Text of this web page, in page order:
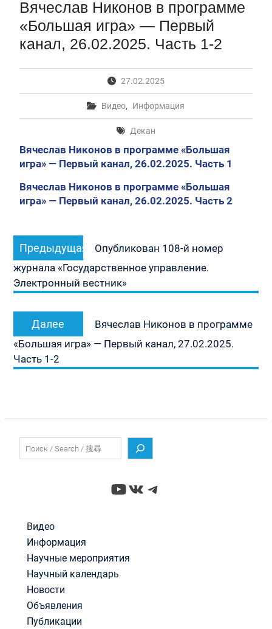
Первый канал, 28.07.2026. Часть 1-3
Вячеслав Никонов в программе «Большая игра» —
Первый канал, 27.07.2026. Часть 1-2
Конкурсные списки лиц, прошедших
М.В.Ломоносова в 2026 году по каждому
конкурсу (ранжированные списки поступающих)
Вячеслав Никонов в программе «Большая игра» —
Первый канал, 24.07.2026. Часть 1-2
Вячеслав Никонов в программе «Большая игра» —
Первый канал, 06.08.2026. Часть 1-3
Вячеслав Никонов в программе
«Большая игра» — Первый
канал, 26.02.2025. Часть 1-2
27.02.2025
Видео, Информация
Декан
Вячеслав Никонов в программе «Большая
игра» — Первый канал, 26.02.2025. Часть 1
Вячеслав Никонов в программе «Большая
игра» — Первый канал, 26.02.2025. Часть 2
Навигация
по
записям
Предыдущая
Предыдущая
запись:
Опубликован 108-й номер
журнала «Государственное управление.
Электронный вестник»
Далее
запись:
Вячеслав Никонов в программе
«Большая игра» — Первый канал, 27.02.2025.
Часть 1-2
YouTube
ВКонтакте
Telegram
Видео
Информация
Научные мероприятия
Научный календарь
Новости
Объявления
Публикации